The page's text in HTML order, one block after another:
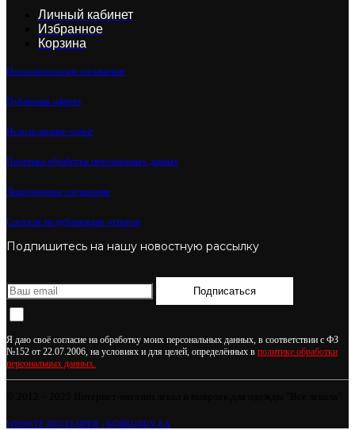
Личный кабинет
Избранное
Корзина
Пользовательское соглашение
Публичная оферта
Использование cookie
Политика обработки персональных данных
Лицензионное соглашение
Согласие на публикацию отзывов
Подпишитесь на нашу новостную рассылку
Подписаться
Я даю своё согласие на обработку моих персональных данных, в соответствии с ФЗ
№152 от 22.07.2006, на условиях и для целей, определённых в политике обработки
персональных данных.
WEBSITE DEVELOPER - KORKUNOV EA